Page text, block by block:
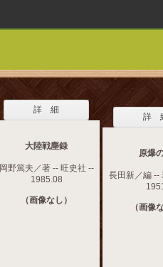
詳 細
大陸戦塵録
岡野篤夫／著 -- 旺史社 --
1985.08
（画像なし）
詳
原爆
長田新／編 --
（画像